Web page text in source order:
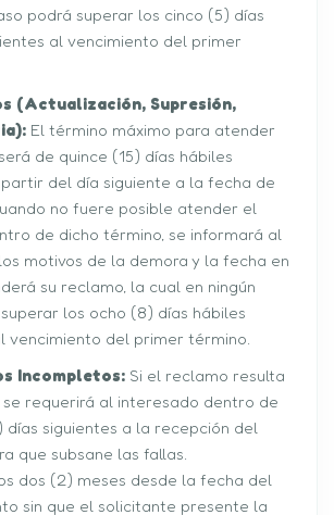
podrá superar los cinco (5) días
al vencimiento del primer
(Actualización, Supresión,
El término máximo para atender
de quince (15) días hábiles
del día siguiente a la fecha de
no fuere posible atender el
de dicho término, se informará al
motivos de la demora y la fecha en
su reclamo, la cual en ningún
los ocho (8) días hábiles
vencimiento del primer término.
Incompletos: Si el reclamo resulta
se requerirá al interesado dentro de
días siguientes a la recepción del
que subsane las fallas.
dos (2) meses desde la fecha del
sin que el solicitante presente la